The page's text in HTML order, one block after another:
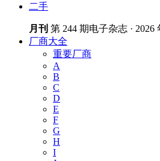
二手
月刊 第 244 期电子杂志 · 2026
厂商大全
重要厂商
A
B
C
D
E
F
G
H
I